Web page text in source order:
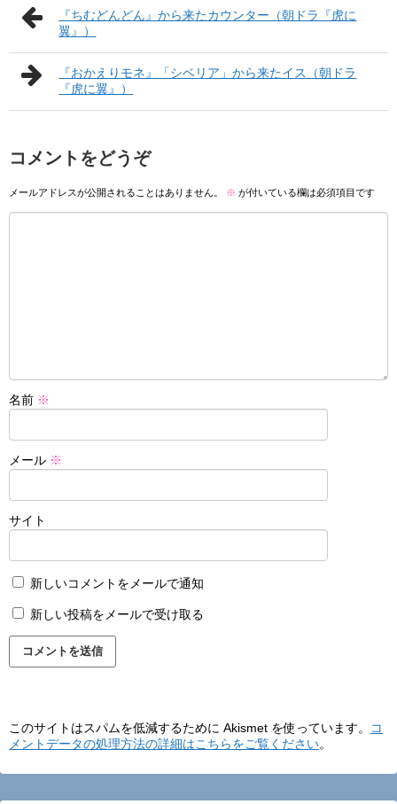
『ちむどんどん』から来たカウンター（朝ドラ『虎に
翼』）
『おかえりモネ』「シベリア」から来たイス（朝ドラ
『虎に翼』）
コメントをどうぞ
メールアドレスが公開されることはありません。 ※ が付いている欄は必須項目です
名前 ※
メール ※
サイト
新しいコメントをメールで通知
新しい投稿をメールで受け取る
このサイトはスパムを低減するために Akismet を使っています。
コ
メントデータの処理方法の詳細はこちらをご覧ください。